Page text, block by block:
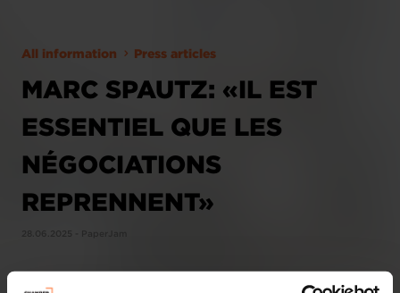
All information Press articles
MARC SPAUTZ: «IL EST
ESSENTIEL QUE LES
NÉGOCIATIONS
REPRENNENT»